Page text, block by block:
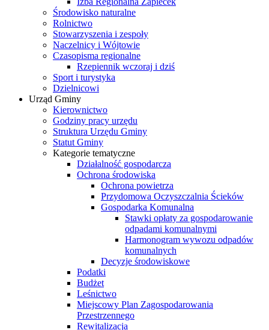
Środowisko naturalne
Rolnictwo
Stowarzyszenia i zespoły
Naczelnicy i Wójtowie
Czasopisma regionalne
Rzepiennik wczoraj i dziś
Sport i turystyka
Dzielnicowi
Urząd Gminy
Kierownictwo
Godziny pracy urzędu
Struktura Urzędu Gminy
Statut Gminy
Kategorie tematyczne
Działalność gospodarcza
Ochrona środowiska
Ochrona powietrza
Przydomowa Oczyszczalnia Ścieków
Gospodarka Komunalna
Stawki opłaty za gospodarowanie
odpadami komunalnymi
Harmonogram wywozu odpadów
komunalnych
Decyzje środowiskowe
Podatki
Budżet
Leśnictwo
Miejscowy Plan Zagospodarowania
Przestrzennego
Rewitalizacja